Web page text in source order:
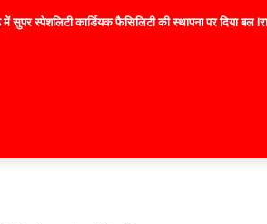
सुपर स्पेशलिटी कार्डियक फैसिलिटी की स्थापना पर दिया